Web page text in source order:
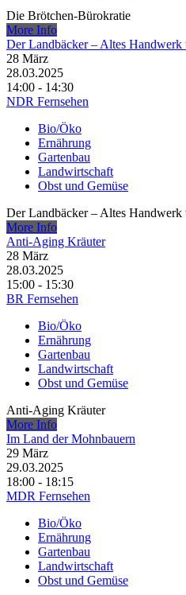
Die Brötchen-Bürokratie
More Info
Der Landbäcker – Altes Handwerk
28 März
28.03.2025
14:00 - 14:30
NDR Fernsehen
Bio/Öko
Ernährung
Gartenbau
Landwirtschaft
Obst und Gemüse
Der Landbäcker – Altes Handwerk
More Info
Anti-Aging Kräuter
28 März
28.03.2025
15:00 - 15:30
BR Fernsehen
Bio/Öko
Ernährung
Gartenbau
Landwirtschaft
Obst und Gemüse
Anti-Aging Kräuter
More Info
Im Land der Mohnbauern
29 März
29.03.2025
18:00 - 18:15
MDR Fernsehen
Bio/Öko
Ernährung
Gartenbau
Landwirtschaft
Obst und Gemüse